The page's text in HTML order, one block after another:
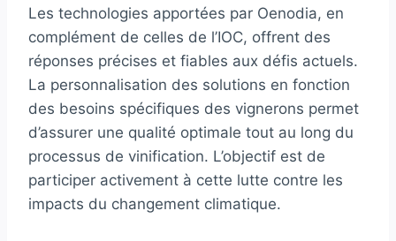
Les technologies apportées par Oenodia, en
complément de celles de l’IOC, offrent des
réponses précises et fiables aux défis actuels.
La personnalisation des solutions en fonction
des besoins spécifiques des vignerons permet
d’assurer une qualité optimale tout au long du
processus de vinification. L’objectif est de
participer activement à cette lutte contre les
impacts du changement climatique.